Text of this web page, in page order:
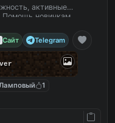
активные
Помощь новичкам.
Сайт Telegram
1